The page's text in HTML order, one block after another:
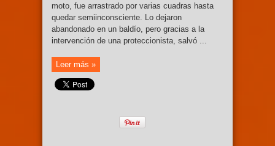
moto, fue arrastrado por varias cuadras hasta
quedar semiinconsciente. Lo dejaron
abandonado en un baldío, pero gracias a la
intervención de una proteccionista, salvó ...
Leer más »